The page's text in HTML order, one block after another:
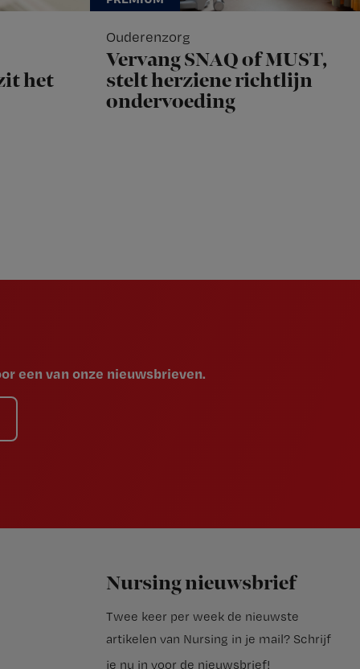
het
Ouderenzorg
Vervang SNAQ of MUST,
stelt herziene richtlijn
ondervoeding
een van onze nieuwsbrieven.
Nursing nieuwsbrief
Twee keer per week de nieuwste
artikelen van Nursing in je mail? Schrijf
je nu in voor de nieuwsbrief!